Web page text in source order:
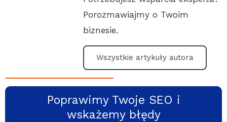
Porozmawiajmy o Twoim
biznesie.
Wszystkie artykuły autora
Poprawimy Twoje SEO i
wskażemy błędy